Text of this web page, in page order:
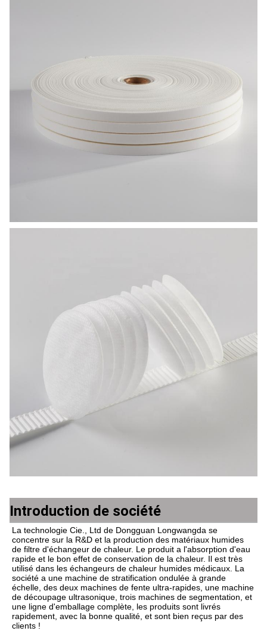
Introduction de société
La technologie Cie., Ltd de Dongguan Longwangda se
concentre sur la R&D et la production des matériaux humides
de filtre d'échangeur de chaleur. Le produit a l'absorption d'eau
rapide et le bon effet de conservation de la chaleur. Il est très
utilisé dans les échangeurs de chaleur humides médicaux. La
société a une machine de stratification ondulée à grande
échelle, des deux machines de fente ultra-rapides, une machine
de découpage ultrasonique, trois machines de segmentation, et
une ligne d'emballage complète, les produits sont livrés
rapidement, avec la bonne qualité, et sont bien reçus par des
clients !